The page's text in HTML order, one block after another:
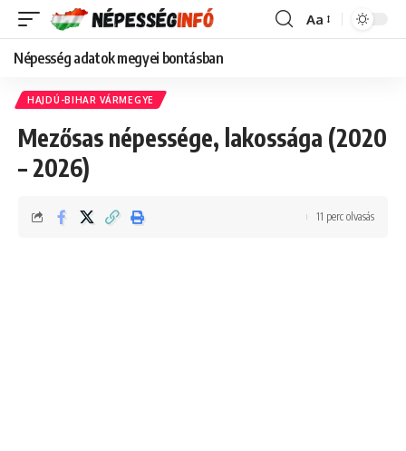
Font
Aa
Népesség adatok megyei bontásban
HAJDÚ-BIHAR VÁRMEGYE
Mezősas népessége, lakossága (2020
– 2026)
11 perc olvasás